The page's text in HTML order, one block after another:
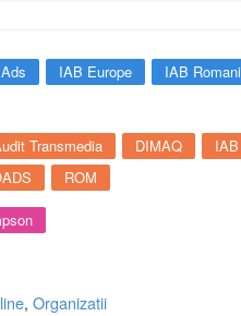
IAB Europe
IAB
Transmedia DIMAQ
ROM
, Organizatii